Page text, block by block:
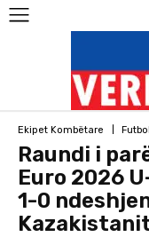
Ekipet Kombëtare
Raundi i
Euro 2026
1-0